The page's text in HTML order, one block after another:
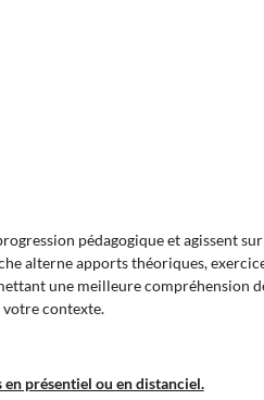
pédagogique et agissent
alterne apports théoriques,
une meilleure compréhension
votre contexte.
présentiel ou en distanciel.